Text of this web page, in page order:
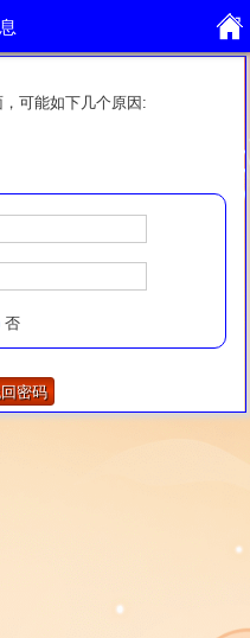
可能如下几个原因:
否